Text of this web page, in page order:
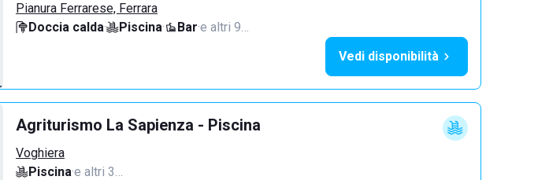
Pianura Ferrarese, Ferrara
Doccia calda· Piscina· Bar·e altri 9…
Vedi disponibilità
Agriturismo La Sapienza - Piscina
Voghiera
Piscina·e altri 3…